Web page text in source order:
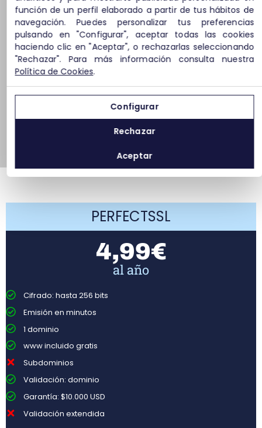
PERFECTSSL
4,99€
al año
Cifrado: hasta 256 bits
Emisión en minutos
1 dominio
www incluido gratis
Subdominios
Validación: dominio
Garantía: $10.000 USD
Validación extendida
función de un perfil elaborado a partir de tus hábitos de
navegación. Puedes personalizar tus preferencias
pulsando en "Configurar", aceptar todas las cookies
haciendo clic en "Aceptar", o rechazarlas seleccionando
"Rechazar". Para más información consulta nuestra
Política de Cookies.
Configurar
Rechazar
Aceptar